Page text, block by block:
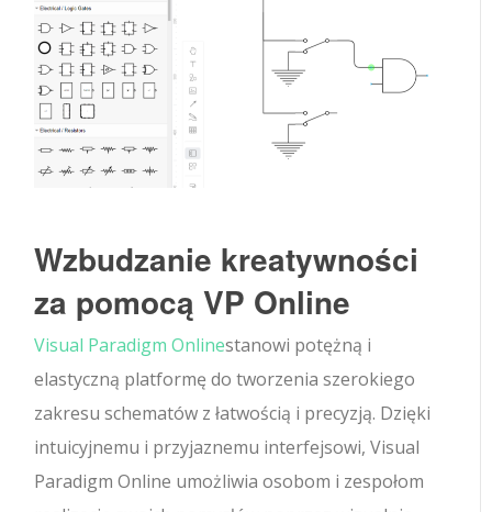
Wzbudzanie kreatywności
za pomocą VP Online
Visual Paradigm Onlinestanowi potężną i
elastyczną platformę do tworzenia szerokiego
zakresu schematów z łatwością i precyzją. Dzięki
intuicyjnemu i przyjaznemu interfejsowi, Visual
Paradigm Online umożliwia osobom i zespołom